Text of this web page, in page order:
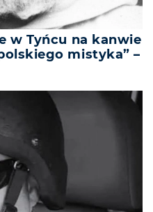
w Tyńcu na kanwie
mistyka” –